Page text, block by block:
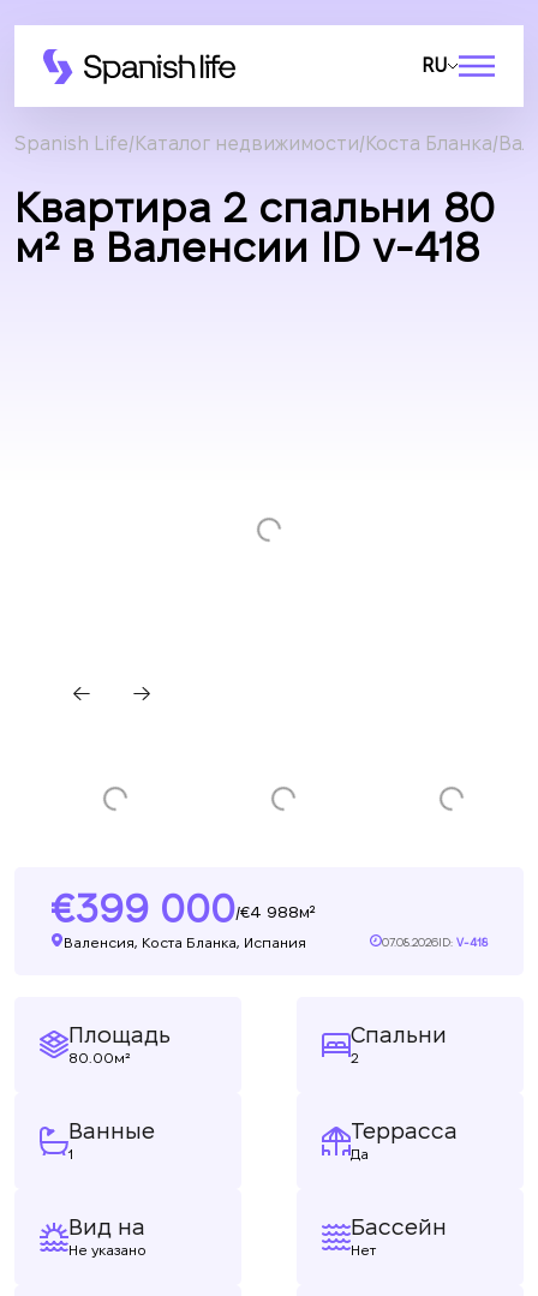
RU
Spanish Life Каталог недвижимости Коста Бланка
Квартира 2 спальни 80
м² в Валенсии ID v-418
399 000/ 4 988м²
Валенсия, Коста Бланка, Испания 07.08.2026ID: V-418
Площадь
80.00м²
Спальни
2
Ванные
1
Террасса
Да
Вид на
Не указано
Бассейн
Нет